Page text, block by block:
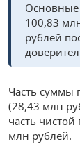
Основные
100,83
рублей
Часть суммы
(28,43 млн
часть
млн рублей.